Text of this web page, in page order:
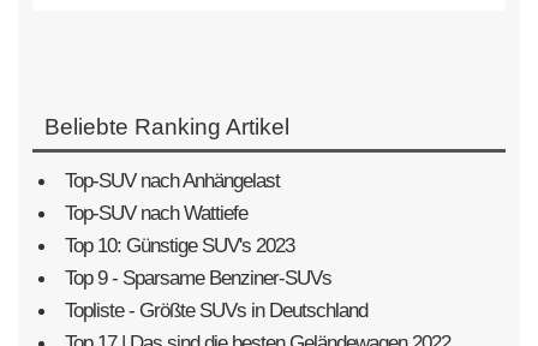
Beliebte Ranking Artikel
Top-SUV nach Anhängelast
Top-SUV nach Wattiefe
Top 10: Günstige SUV's 2023
Top 9 - Sparsame Benziner-SUVs
Topliste - Größte SUVs in Deutschland